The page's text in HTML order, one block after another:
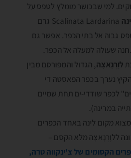
למי שבכושר מומלץ לטפס על
Scalinata Lardarina גרם
גבוה אל בתי הכפר. אפשר גם
שעולה למעלה אל הכפר.
לוֶרְנָאצָה, הגדול והמפורסם מבין
נערך בכפר הפאסטה די
לכפר שודדי-ים תחת שמיים
במרינה).
מקום לינה באחד הכפרים
ללוֶרְנָאצָה מלא הקסם –
הקסומים של צ'ינקווה טרה,